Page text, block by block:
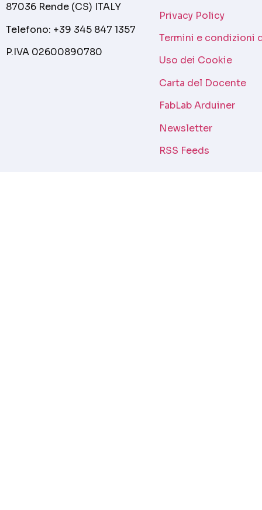
87036 Rende (CS) ITALY
Telefono: +39 345 847 1357
P.IVA 02600890780
Privacy Policy
Termini e condizioni
Uso dei Cookie
Carta del Docente
FabLab Arduiner
Newsletter
RSS Feeds